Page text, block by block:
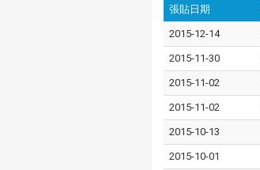
張貼日期
2015-12-14
2015-11-30
2015-11-02
2015-11-02
2015-10-13
2015-10-01